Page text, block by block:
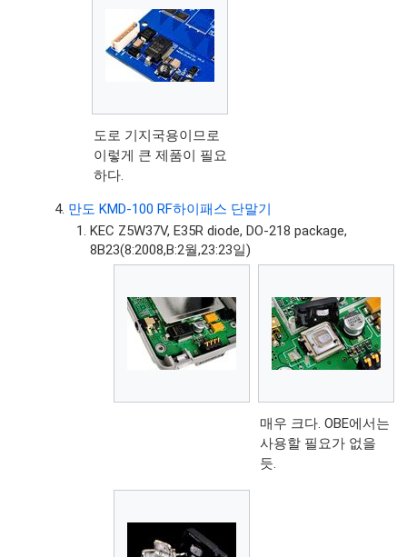
도로 기지국용이므로
이렇게 큰 제품이 필요
하다.
만도 KMD-100 RF하이패스 단말기
KEC Z5W37V, E35R diode, DO-218 package,
8B23(8:2008,B:2월,23:23일)
매우 크다. OBE에서는
사용할 필요가 없을
듯.